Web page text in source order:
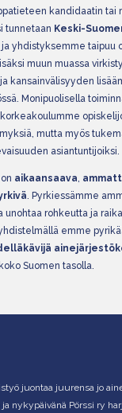
kandidaatin tai
tunnetaan Keski-
ja yhdistyksemme taipuu
muun muassa
kansainvälisyyden
Monipuolisella
mutta myös
asiantuntijoiksi.
aikaansaava,
. Pyrkiessämme
unohtaa rohkeutta ja
emme
Suomen tasolla.
juontaa juurensa jo
nykypäivänä Pörssi ry